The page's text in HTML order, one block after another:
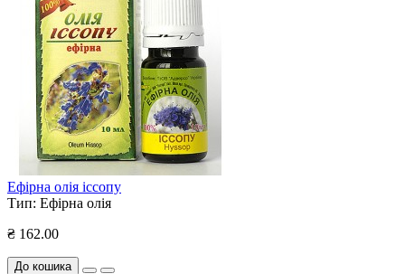
Ефірна олія іссопу
Тип: Ефірна олія
₴ 162.00
До кошика